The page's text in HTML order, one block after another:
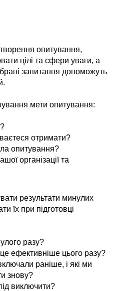
опитування,
цілі та сфери уваги, а
запитання допоможуть
мети опитування:
отримати?
опитування?
організації та
результати минулих
їх при підготовці
разу?
ефективніше цього разу?
раніше, і які ми
знову?
виключити?